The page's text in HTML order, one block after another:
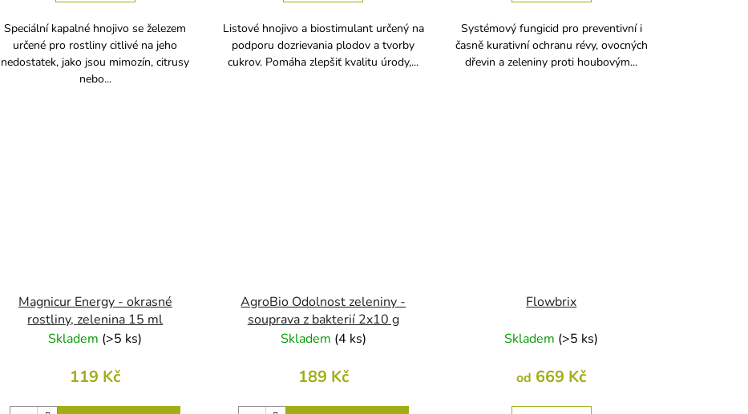
Speciální kapalné hnojivo se železem
určené pro rostliny citlivé na jeho
nedostatek, jako jsou mimozín, citrusy
nebo...
Listové hnojivo a biostimulant určený na
podporu dozrievania plodov a tvorby
cukrov. Pomáha zlepšiť kvalitu úrody,...
Systémový fungicid pro preventivní i
časně kurativní ochranu révy, ovocných
dřevin a zeleniny proti houbovým...
Magnicur Energy - okrasné
rostliny, zelenina 15 ml
Skladem (>5 ks)
119 Kč
AgroBio Odolnost zeleniny -
souprava z bakterií 2x10 g
Skladem (4 ks)
189 Kč
Flowbrix
Skladem (>5 ks)
od 669 Kč